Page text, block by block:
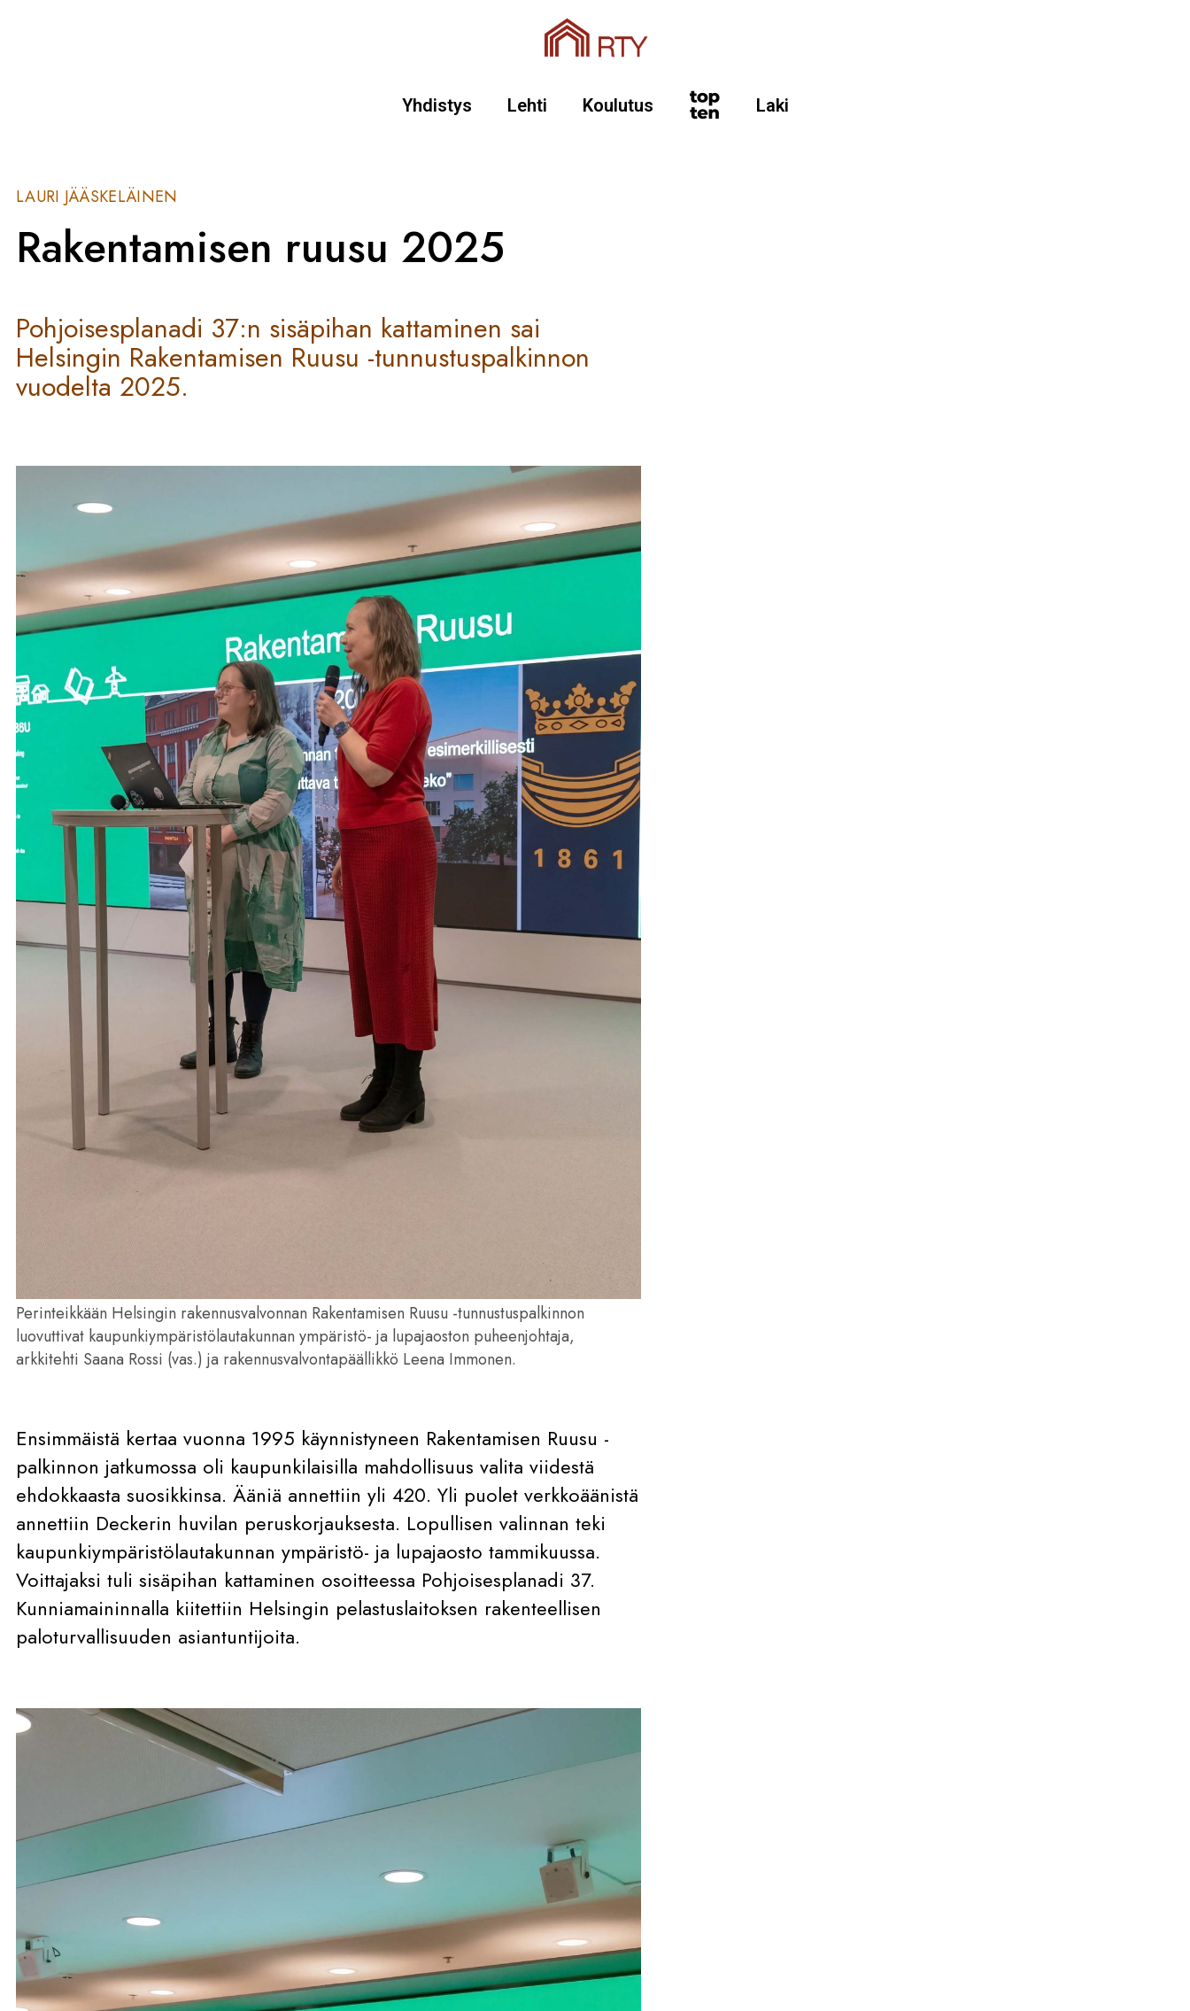
Yhdistys Lehti Koulutus Laki
LAURI JÄÄSKELÄINEN
Rakentamisen ruusu 2025
Pohjoisesplanadi 37:n sisäpihan kattaminen sai
Helsingin Rakentamisen Ruusu -tunnustuspalkinnon
vuodelta 2025.
Perinteikkään Helsingin rakennusvalvonnan Rakentamisen Ruusu -tunnustuspalkinnon
luovuttivat kaupunkiympäristölautakunnan ympäristö- ja lupajaoston puheenjohtaja,
arkkitehti Saana Rossi (vas.) ja rakennusvalvontapäällikkö Leena Immonen.
Ensimmäistä kertaa vuonna 1995 käynnistyneen Rakentamisen Ruusu -
palkinnon jatkumossa oli kaupunkilaisilla mahdollisuus valita viidestä
ehdokkaasta suosikkinsa. Ääniä annettiin yli 420. Yli puolet verkkoäänistä
annettiin Deckerin huvilan peruskorjauksesta. Lopullisen valinnan teki
kaupunkiympäristölautakunnan ympäristö- ja lupajaosto tammikuussa.
Voittajaksi tuli sisäpihan kattaminen osoitteessa Pohjoisesplanadi 37.
Kunniamaininnalla kiitettiin Helsingin pelastuslaitoksen rakenteellisen
paloturvallisuuden asiantuntijoita.